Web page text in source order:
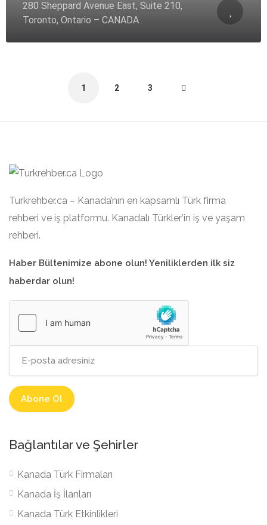
280 Sheppard Avenue East, Suite 210,
Toronto, Ontario – CANADA
1 2 3
Turkrehber.ca – Kanada’nın en kapsamlı Türk firma
rehberi ve iş platformu. Kanadalı Türkler’in iş ve yaşam
rehberi.
Haber Bültenimize abone olun! Yeniliklerden ilk siz
haberdar olun!
Bağlantılar ve Şehirler
Kanada Türk Firmaları
Kanada İş İlanları
Kanada Türk Etkinlikleri